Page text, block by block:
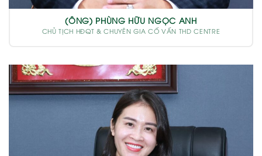
(ÔNG) PHÙNG HỮU NGỌC ANH
CHỦ TỊCH HĐQT & CHUYÊN GIA CỐ VẤN THD CENTRE